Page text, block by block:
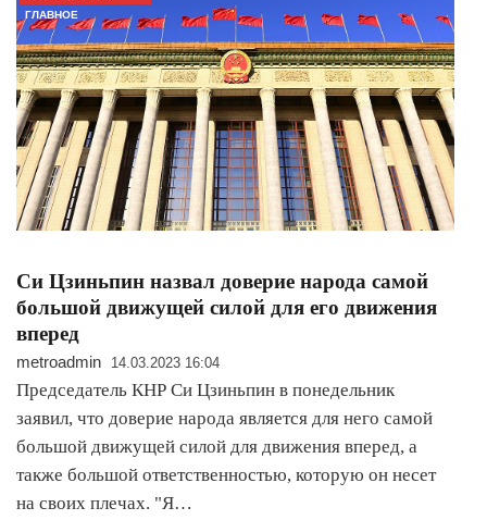
ГЛАВНОЕ
Си Цзиньпин назвал доверие народа самой
большой движущей силой для его движения
вперед
metroadmin 14.03.2023 16:04
Председатель КНР Си Цзиньпин в понедельник
заявил, что доверие народа является для него самой
большой движущей силой для движения вперед, а
также большой ответственностью, которую он несет
на своих плечах. "Я…